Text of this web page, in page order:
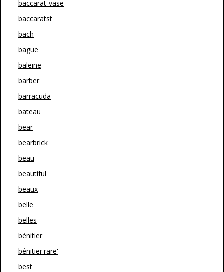
baccarat-vase
baccaratst
bach
bague
baleine
barber
barracuda
bateau
bear
bearbrick
beau
beautiful
beaux
belle
belles
bénitier
bénitier'rare'
best